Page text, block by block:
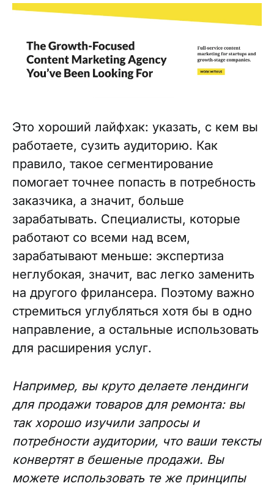
Это хороший лайфхак: указать, с кем вы
работаете, сузить аудиторию. Как
правило, такое сегментирование
помогает точнее попасть в потребность
заказчика, а значит, больше
зарабатывать. Специалисты, которые
работают со всеми над всем,
зарабатывают меньше: экспертиза
неглубокая, значит, вас легко заменить
на другого фрилансера. Поэтому важно
стремиться углубляться хотя бы в одно
направление, а остальные использовать
для расширения услуг.
Например, вы круто делаете лендинги
для продажи товаров для ремонта: вы
так хорошо изучили запросы и
потребности аудитории, что ваши тексты
конвертят в бешеные продажи. Вы
можете использовать те же принципы